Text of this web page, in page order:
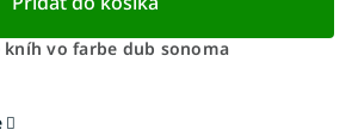
kníh vo farbe dub sonoma